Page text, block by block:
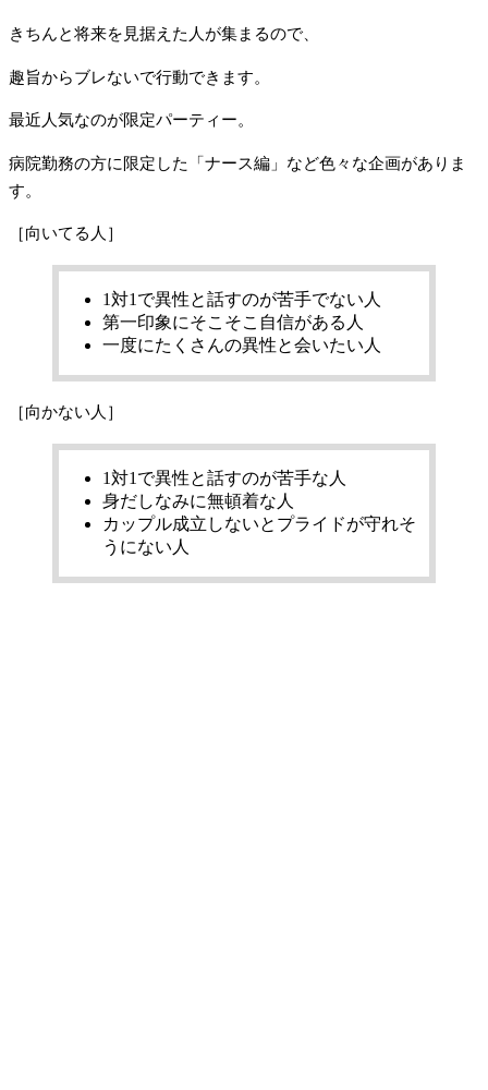
きちんと将来を見据えた人が集まるので、
趣旨からブレないで行動できます。
最近人気なのが限定パーティー。
病院勤務の方に限定した「ナース編」など色々な企画がありま
す。
［向いてる人］
1対1で異性と話すのが苦手でない人
第一印象にそこそこ自信がある人
一度にたくさんの異性と会いたい人
［向かない人］
1対1で異性と話すのが苦手な人
身だしなみに無頓着な人
カップル成立しないとプライドが守れそ
うにない人